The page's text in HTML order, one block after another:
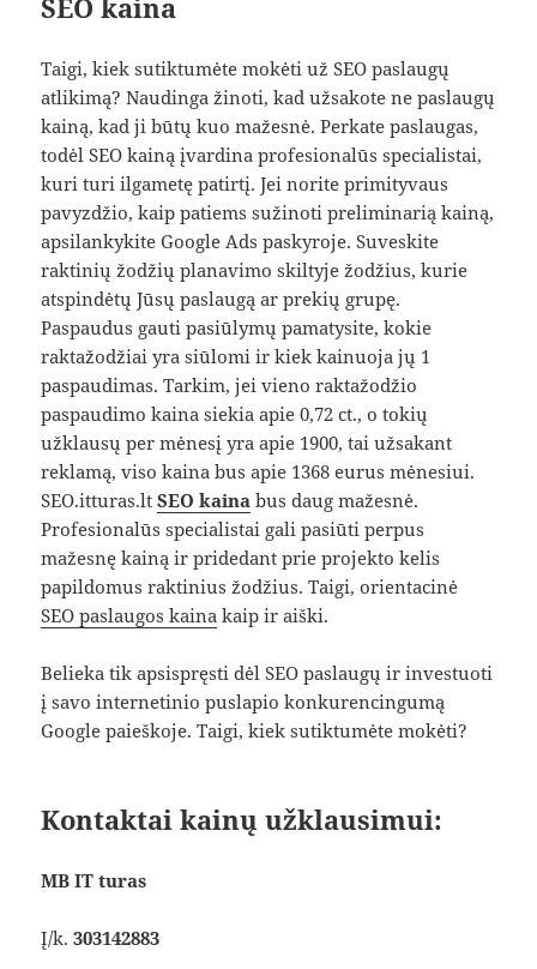
SEO kaina
Taigi, kiek sutiktumėte mokėti už SEO paslaugų
atlikimą? Naudinga žinoti, kad užsakote ne paslaugų
kainą, kad ji būtų kuo mažesnė. Perkate paslaugas,
todėl SEO kainą įvardina profesionalūs specialistai,
kuri turi ilgametę patirtį. Jei norite primityvaus
pavyzdžio, kaip patiems sužinoti preliminarią kainą,
apsilankykite Google Ads paskyroje. Suveskite
raktinių žodžių planavimo skiltyje žodžius, kurie
atspindėtų Jūsų paslaugą ar prekių grupę.
Paspaudus gauti pasiūlymų pamatysite, kokie
raktažodžiai yra siūlomi ir kiek kainuoja jų 1
paspaudimas. Tarkim, jei vieno raktažodžio
paspaudimo kaina siekia apie 0,72 ct., o tokių
užklausų per mėnesį yra apie 1900, tai užsakant
reklamą, viso kaina bus apie 1368 eurus mėnesiui.
SEO.itturas.ltSEO kaina bus daug mažesnė.
Profesionalūs specialistai gali pasiūti perpus
mažesnę kainą ir pridedant prie projekto kelis
papildomus raktinius žodžius. Taigi, orientacinė
SEO paslaugos kaina kaip ir aiški.
Belieka tik apsispręsti dėl SEO paslaugų ir investuoti
į savo internetinio puslapio konkurencingumą
Google paieškoje. Taigi, kiek sutiktumėte mokėti?
Kontaktai kainų užklausimui:
MB IT turas
Į/k.303142883